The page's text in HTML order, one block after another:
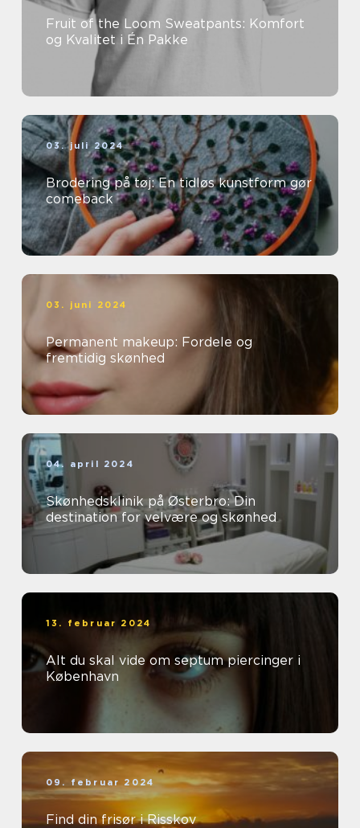
Fruit of the Loom Sweatpants: Komfort
og Kvalitet i Én Pakke
03. juli 2024
Brodering på tøj: En tidløs kunstform gør
comeback
03. juni 2024
Permanent makeup: Fordele og
fremtidig skønhed
04. april 2024
Skønhedsklinik på Østerbro: Din
destination for velvære og skønhed
13. februar 2024
Alt du skal vide om septum piercinger i
København
09. februar 2024
Find din frisør i Risskov